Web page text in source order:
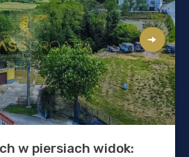
w piersiach widok: